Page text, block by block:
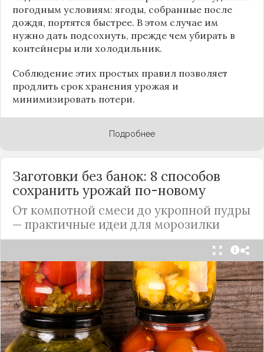
погодным условиям: ягоды, собранные после
дождя, портятся быстрее. В этом случае им
нужно дать подсохнуть, прежде чем убирать в
контейнеры или холодильник.
Соблюдение этих простых правил позволяет
продлить срок хранения урожая и
минимизировать потери.
Подробнее
Заготовки без банок: 8 способов
сохранить урожай по-новому
От компотной смеси до укропной пудры
— практичные идеи для морозилки
Каждый год, когда приходит пора богатого
урожая, я стараюсь сохранить максимум летних
витаминов. Закатки в банки — это, безусловно,
классика, которая никуда не уходит из нашей
жизни. Но современный подход к хранению
продуктов показывает, что есть и более простые,
быстрые и удобные способы.